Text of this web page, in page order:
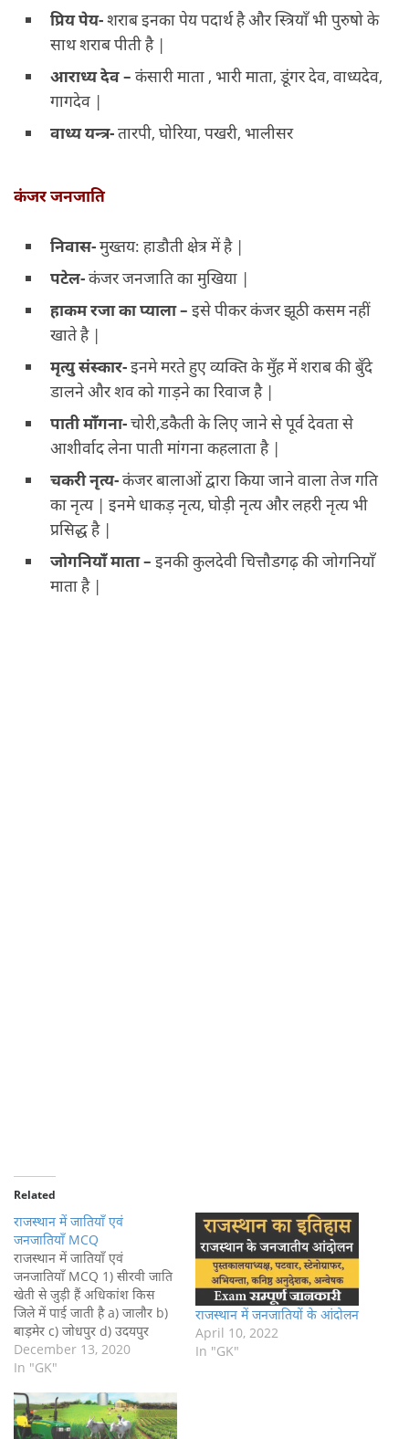
प्रिय पेय-शराब इनका पेय पदार्थ है और स्त्रियाँ भी पुरुषो के
साथ शराब पीती है |
आराध्य देव – कंसारी माता , भारी माता, डूंगर देव, वाध्यदेव,
गागदेव |
वाध्य यन्त्र-तारपी, घोरिया, पखरी, भालीसर
कंजर जनजाति
निवास-मुख्तय: हाडौती क्षेत्र में है |
पटेल-कंजर जनजाति का मुखिया |
हाकम रजा का प्याला – इसे पीकर कंजर झूठी कसम नहीं
खाते है |
मृत्यु संस्कार-इनमे मरते हुए व्यक्ति के मुँह में शराब की बुँदे
डालने और शव को गाड़ने का रिवाज है |
पाती माँगना-चोरी,डकैती के लिए जाने से पूर्व देवता से
आशीर्वाद लेना पाती मांगना कहलाता है |
चकरी नृत्य-कंजर बालाओं द्वारा किया जाने वाला तेज गति
का नृत्य | इनमे धाकड़ नृत्य, घोड़ी नृत्य और लहरी नृत्य भी
प्रसिद्ध है |
जोगनियाँ माता – इनकी कुलदेवी चित्तौडगढ़ की जोगनियाँ
माता है |
Related
राजस्थान में जातियाँ एवं
जनजातियाँ MCQ
राजस्थान में जातियाँ एवं
जनजातियाँ MCQ 1) सीरवी जाति
खेती से जुड़ी हैं अधिकांश किस
जिले में पाई जाती है a) जालौर b)
बाड़मेर c) जोधपुर d) उदयपुर
Answer :-c) जोधपुर 2) कौन सी
जाति पाबूजी की अनुयायी ही है a)
Answer :-b) थोरी 3)…
December 13, 2020
In "GK"
राजस्थान में जनजातियों के आंदोलन
April 10, 2022
In "GK"